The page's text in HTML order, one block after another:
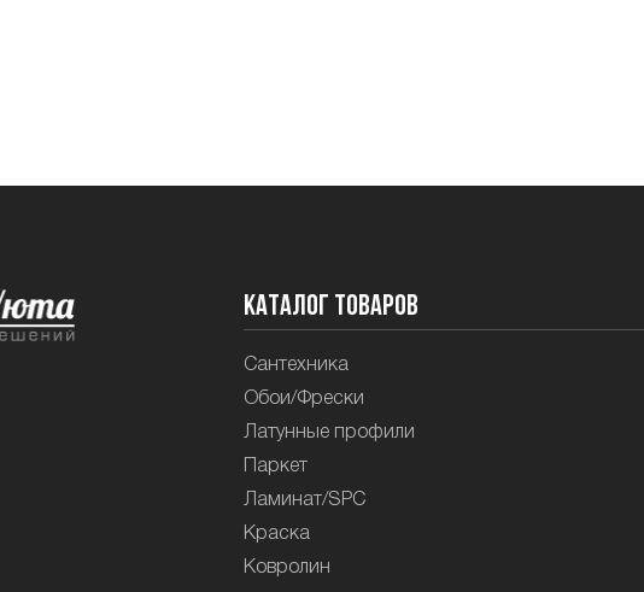
Каталог товаров
Сантехника
Обои/Фрески
Латунные профили
Паркет
Ламинат/SPC
Краска
Ковролин